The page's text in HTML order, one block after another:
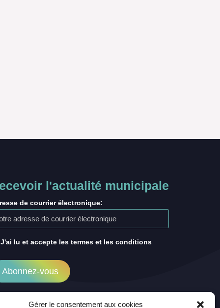
Gérer le consentement aux cookies
l'actualité municipale
de courrier électronique:
J'ai lu et accepte les termes et les conditions